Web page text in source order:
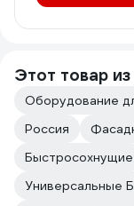
Этот товар
Россия
Быстросохнущие
Универсальные